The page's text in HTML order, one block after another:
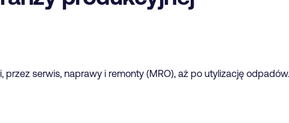
serwis, naprawy i remonty (MRO), aż po utylizację odpadów.